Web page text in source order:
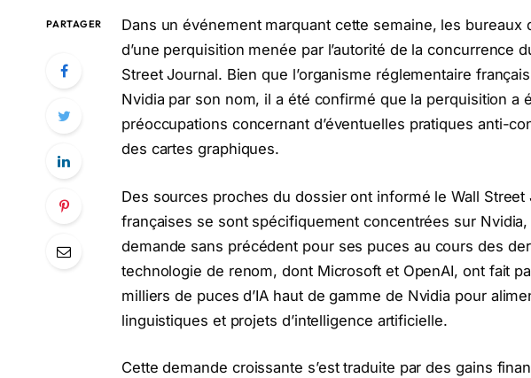
PARTAGER
Dans un événement marquant cette semaine, les bureaux
d’une perquisition menée par l’autorité de la concurrence
Street Journal. Bien que l’organisme réglementaire
Nvidia par son nom, il a été confirmé que la perquisition a
préoccupations concernant d’éventuelles pratiques anti-
des cartes graphiques.
Des sources proches du dossier ont informé le Wall
françaises se sont spécifiquement concentrées sur
demande sans précédent pour ses puces au cours des
technologie de renom, dont Microsoft et OpenAI, ont fait
milliers de puces d’IA haut de gamme de Nvidia pour
linguistiques et projets d’intelligence artificielle.
Cette demande croissante s’est traduite par des gains